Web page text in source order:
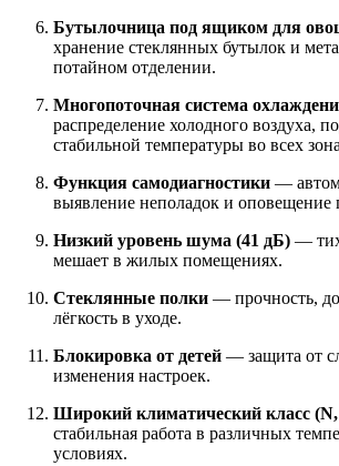
Бутылочница под ящиком для
хранение стеклянных бутылок и
потайном отделении.
Многопоточная система
распределение холодного воздуха,
стабильной температуры во всех
Функция самодиагностики —
выявление неполадок и оповещение
Низкий уровень шума (41 дБ) —
мешает в жилых помещениях.
Стеклянные полки — прочность,
лёгкость в уходе.
Блокировка от детей — защита от
изменения настроек.
Широкий климатический класс
стабильная работа в различных
условиях.